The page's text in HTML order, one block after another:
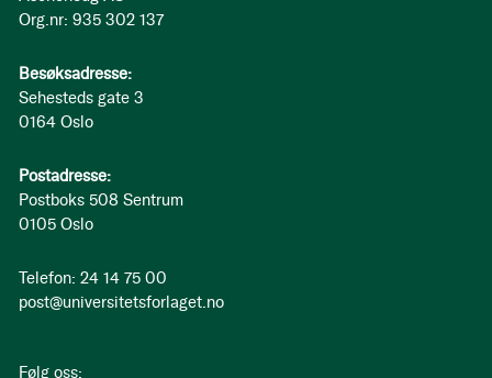
Org.nr: 935 302 137
Besøksadresse:
Sehesteds gate 3
0164 Oslo
Postadresse:
Postboks 508 Sentrum
0105 Oslo
Telefon: 24 14 75 00
post@universitetsforlaget.no
Følg oss: